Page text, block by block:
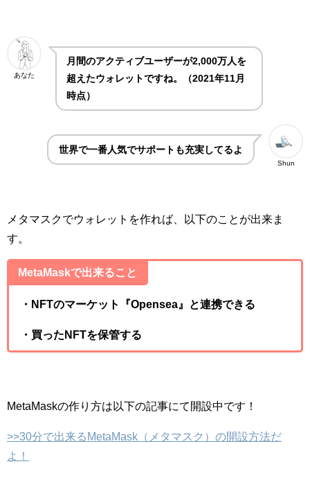
あなた
月間のアクティブユーザーが2,000万人を
超えたウォレットですね。（2021年11月
時点）
Shun
世界で一番人気でサポートも充実してるよ
メタマスクでウォレットを作れば、以下のことが出来ま
す。
MetaMaskで出来ること
・NFTのマーケット『Opensea』と連携できる
・買ったNFTを保管する
MetaMaskの作り方は以下の記事にて開設中です！
>>30分で出来るMetaMask（メタマスク）の開設方法だ
よ！